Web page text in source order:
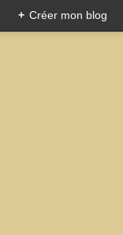
+ Créer mon blog